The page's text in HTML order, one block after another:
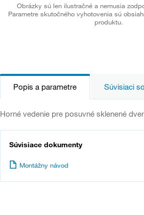
Obrázky sú len ilustračné a nemusia
Parametre skutočného vyhotovenia sú
produktu.
Popis a parametre Súvisiaci
Horné vedenie pre posuvné sklenené
Súvisiace dokumenty
Montážny návod